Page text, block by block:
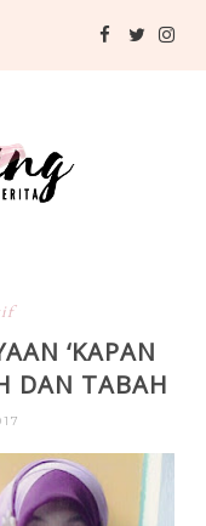
‘KAPAN
DAN TABAH